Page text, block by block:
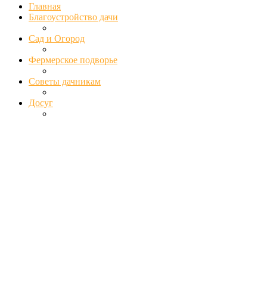
Главная
Благоустройство дачи
Сад и Огород
Фермерское подворье
Советы дачникам
Досуг